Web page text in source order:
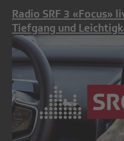
Radio SRF 3 «Focus»
Tiefgang und